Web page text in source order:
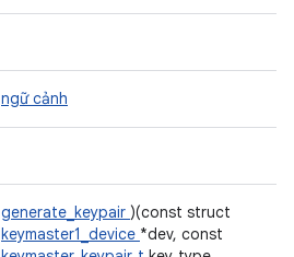
ngữ cảnh
generate_keypair )(const struct
keymaster1_device *dev, const